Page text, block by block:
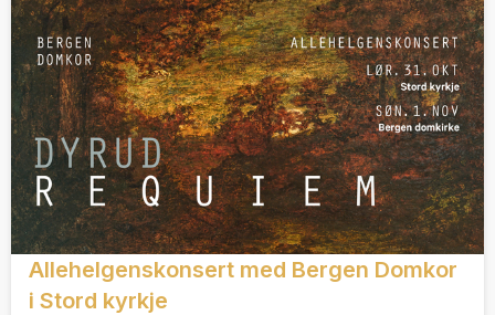
Allehelgenskonsert med Bergen Domkor
i Stord kyrkje